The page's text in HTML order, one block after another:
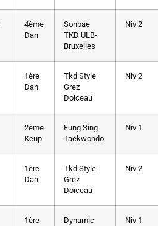
4ème
Dan
Sonbae
TKD ULB-
Bruxelles
Niv 2
1ère
Dan
Tkd Style
Grez
Doiceau
Niv 2
2ème
Keup
Fung Sing
Taekwondo
Niv 1
1ère
Dan
Tkd Style
Grez
Doiceau
Niv 2
1ère
Dynamic
Niv 1